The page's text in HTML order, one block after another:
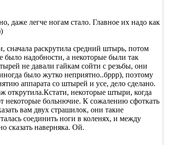
даже легче ногам стало. Главное их надо как
сначала раскрутила средний штырь, потом
было надобности, а некоторые были так
не давали гайкам сойти с резьбы, они
было жутко неприятно..бррр), поэтому
аппарата со штырей и усе, дело сделано.
открутила.Кстати, некоторые штыри, когда
некоторые больнючие. К сожалению сфоткать
вам двух страшилок, они такие
соединить ноги в коленях, и между
сказать наверняка. Ой.